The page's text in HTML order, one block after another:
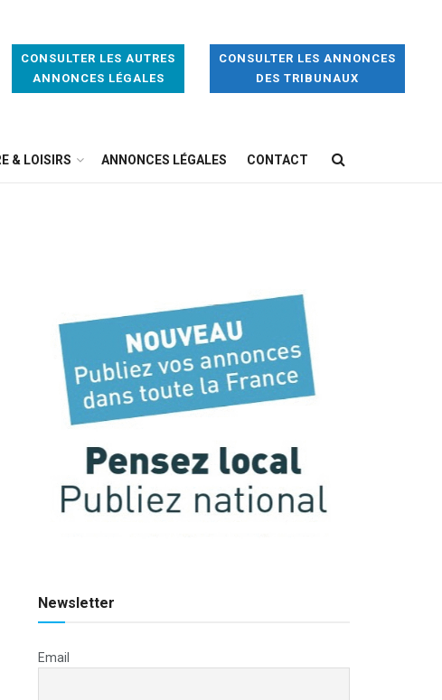
CONSULTER LES AUTRES
ANNONCES LÉGALES
CONSULTER LES ANNONCES
DES TRIBUNAUX
& LOISIRS ANNONCES LÉGALES CONTACT
Newsletter
Email